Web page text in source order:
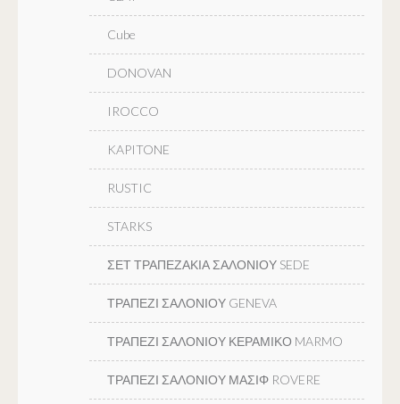
Cube
DONOVAN
IROCCO
KAPITONE
RUSTIC
STARKS
ΣΕΤ ΤΡΑΠΕΖΑΚΙΑ ΣΑΛΟΝΙΟΥ SEDE
ΤΡΑΠΕΖΙ ΣΑΛΟΝΙΟΥ GENEVA
ΤΡΑΠΕΖΙ ΣΑΛΟΝΙΟΥ ΚΕΡΑΜΙΚΟ MARMO
ΤΡΑΠΕΖΙ ΣΑΛΟΝΙΟΥ ΜΑΣΙΦ ROVERE